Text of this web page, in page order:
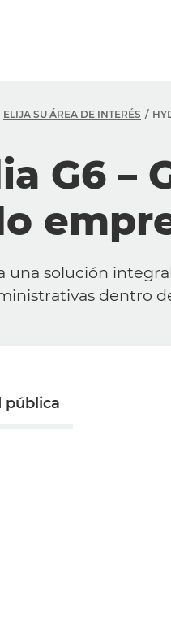
ELIJA SU ÁREA DE INTERÉS
G6 –
una solución
dentro
pública